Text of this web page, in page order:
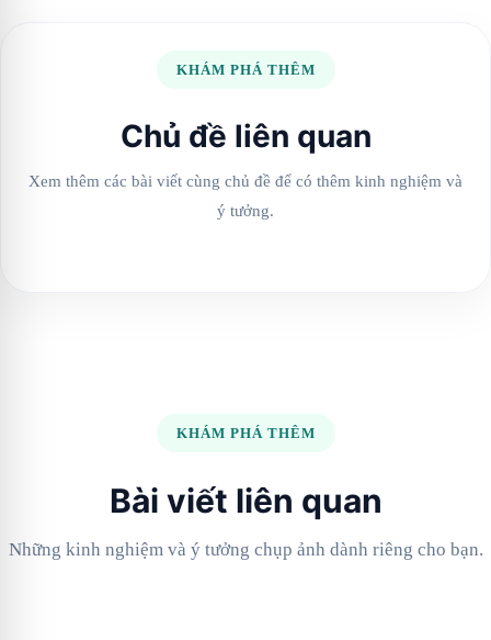
KHÁM PHÁ THÊM
Chủ đề liên quan
Xem thêm các bài viết cùng chủ đề để có thêm kinh nghiệm và
ý tưởng.
KHÁM PHÁ THÊM
Bài viết liên quan
Những kinh nghiệm và ý tưởng chụp ảnh dành riêng cho bạn.